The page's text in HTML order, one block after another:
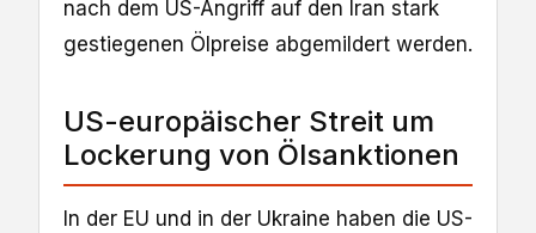
nach dem US-Angriff auf den Iran stark
gestiegenen Ölpreise abgemildert werden.
US-europäischer Streit um
Lockerung von Ölsanktionen
In der EU und in der Ukraine haben die US-